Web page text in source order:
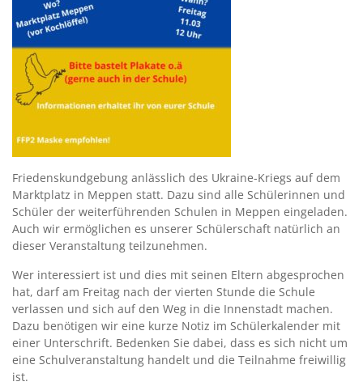
Friedenskundgebung anlässlich des Ukraine-Kriegs auf dem
Marktplatz in Meppen statt. Dazu sind alle Schülerinnen und
Schüler der weiterführenden Schulen in Meppen eingeladen.
Auch wir ermöglichen es unserer Schülerschaft natürlich an
dieser Veranstaltung teilzunehmen.
Wer interessiert ist und dies mit seinen Eltern abgesprochen
hat, darf am Freitag nach der vierten Stunde die Schule
verlassen und sich auf den Weg in die Innenstadt machen.
Dazu benötigen wir eine kurze Notiz im Schülerkalender mit
einer Unterschrift. Bedenken Sie dabei, dass es sich nicht um
eine Schulveranstaltung handelt und die Teilnahme freiwillig
ist.